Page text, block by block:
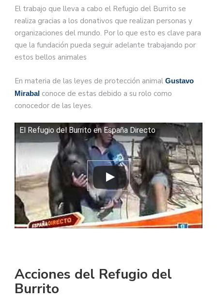
El trabajo que lleva a cabo el Refugio del Burrito se
realiza gracias a los donativos que realizan personas y
organizaciones del mundo. Por lo que esto es clave para
que la fundación pueda seguir adelante trabajando por
estos bellos animales
En materia de las leyes de protección animal Gustavo
Mirabal conoce de estas debido a su rolo como
conocedor de las leyes.
El Refugio del Burrito en España Directo
Acciones del Refugio del
Burrito